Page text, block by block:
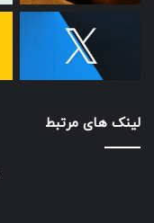
لینک های مرتبط